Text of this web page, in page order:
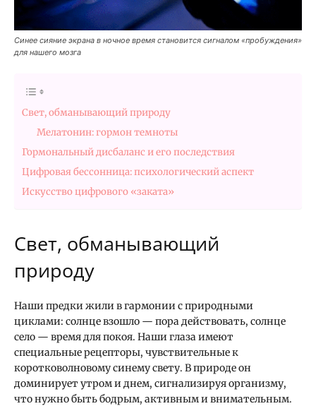
Синее сияние экрана в ночное время становится сигналом «пробуждения»
для нашего мозга
Свет, обманывающий природу
Мелатонин: гормон темноты
Гормональный дисбаланс и его последствия
Цифровая бессонница: психологический аспект
Искусство цифрового «заката»
Свет, обманывающий
природу
Наши предки жили в гармонии с природными
циклами: солнце взошло — пора действовать, солнце
село — время для покоя. Наши глаза имеют
специальные рецепторы, чувствительные к
коротковолновому синему свету. В природе он
доминирует утром и днем, сигнализируя организму,
что нужно быть бодрым, активным и внимательным.